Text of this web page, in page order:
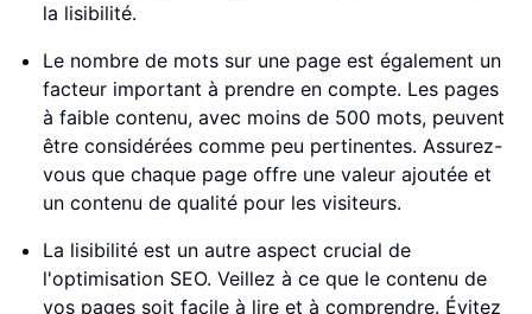
la lisibilité.
Le nombre de mots sur une page est également un
facteur important à prendre en compte. Les pages
à faible contenu, avec moins de 500 mots, peuvent
être considérées comme peu pertinentes. Assurez-
vous que chaque page offre une valeur ajoutée et
un contenu de qualité pour les visiteurs.
La lisibilité est un autre aspect crucial de
l'optimisation SEO. Veillez à ce que le contenu de
vos pages soit facile à lire et à comprendre. Évitez